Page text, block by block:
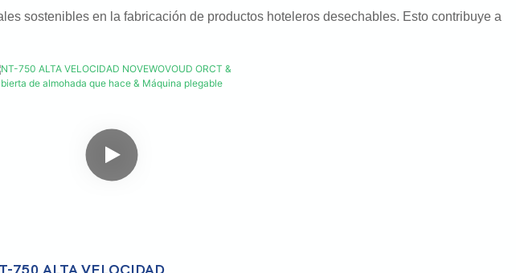
sostenibles en la fabricación de productos hoteleros desechables. Esto contribuye a